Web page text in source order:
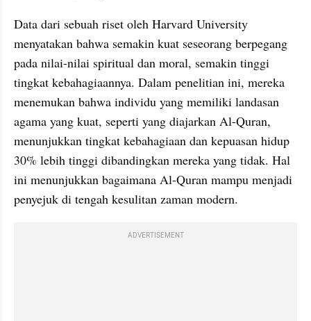
Data dari sebuah riset oleh Harvard University
menyatakan bahwa semakin kuat seseorang berpegang
pada nilai-nilai spiritual dan moral, semakin tinggi
tingkat kebahagiaannya. Dalam penelitian ini, mereka
menemukan bahwa individu yang memiliki landasan
agama yang kuat, seperti yang diajarkan Al-Quran,
menunjukkan tingkat kebahagiaan dan kepuasan hidup
30% lebih tinggi dibandingkan mereka yang tidak. Hal
ini menunjukkan bagaimana Al-Quran mampu menjadi
penyejuk di tengah kesulitan zaman modern.
ADVERTISEMENT